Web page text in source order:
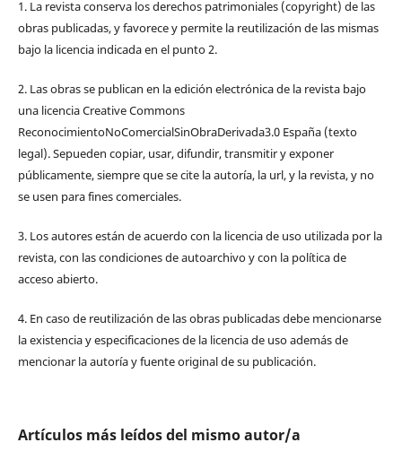
1. La revista conserva los derechos patrimoniales (copyright) de las
obras publicadas, y favorece y permite la reutilización de las mismas
bajo la licencia indicada en el punto 2.
2. Las obras se publican en la edición electrónica de la revista bajo
una licencia Creative Commons
ReconocimientoNoComercialSinObraDerivada3.0 España (texto
legal). Sepueden copiar, usar, difundir, transmitir y exponer
públicamente, siempre que se cite la autoría, la url, y la revista, y no
se usen para fines comerciales.
3. Los autores están de acuerdo con la licencia de uso utilizada por la
revista, con las condiciones de autoarchivo y con la política de
acceso abierto.
4. En caso de reutilización de las obras publicadas debe mencionarse
la existencia y especificaciones de la licencia de uso además de
mencionar la autoría y fuente original de su publicación.
Artículos más leídos del mismo autor/a